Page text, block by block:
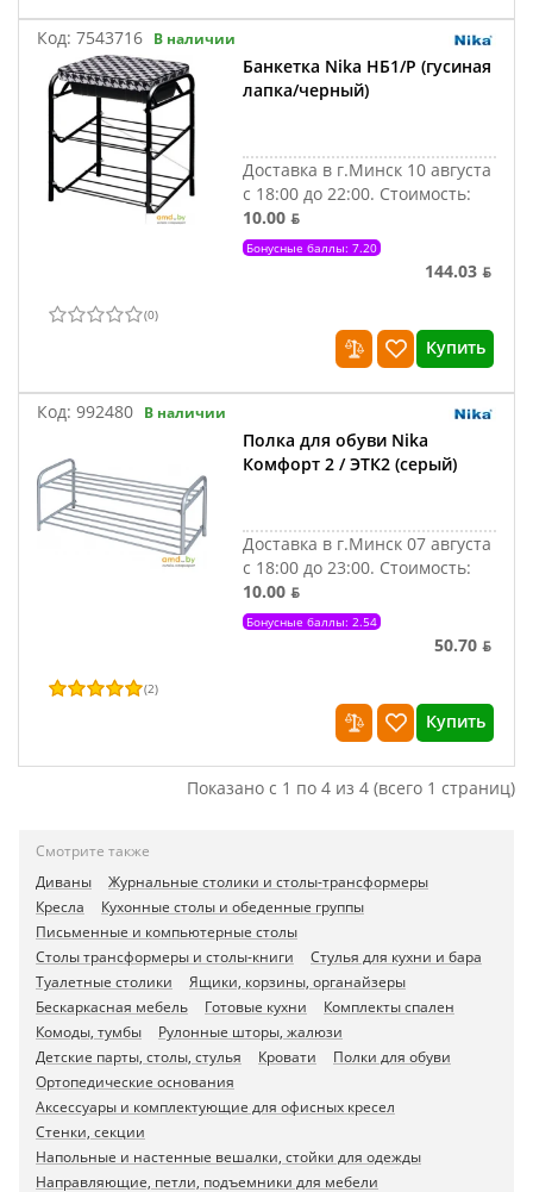
Код: 7543716 В наличии
Банкетка Nika НБ1/Р (гусиная
лапка/черный)
Доставка в г.Минск 10 августа
с 18:00 до 22:00. Стоимость:
10.00 ƃ
Бонусные баллы: 7.20
144.03 ƃ
(0)
Купить
Код: 992480 В наличии
Полка для обуви Nika
Комфорт 2 / ЭТК2 (серый)
Доставка в г.Минск 07 августа
с 18:00 до 23:00. Стоимость:
10.00 ƃ
Бонусные баллы: 2.54
50.70 ƃ
(2)
Купить
Показано с 1 по 4 из 4 (всего 1 страниц)
Смотрите также
Диваны
Журнальные столики и столы-трансформеры
Кресла
Кухонные столы и обеденные группы
Письменные и компьютерные столы
Столы трансформеры и столы-книги
Стулья для кухни и бара
Туалетные столики
Ящики, корзины, органайзеры
Бескаркасная мебель
Готовые кухни
Комплекты спален
Комоды, тумбы
Рулонные шторы, жалюзи
Детские парты, столы, стулья
Кровати
Полки для обуви
Ортопедические основания
Аксессуары и комплектующие для офисных кресел
Стенки, секции
Напольные и настенные вешалки, стойки для одежды
Направляющие, петли, подъемники для мебели